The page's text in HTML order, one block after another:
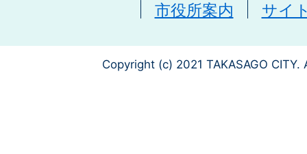
市役所案内 サイ
Copyright (c) 2021 TAKASAGO CITY.